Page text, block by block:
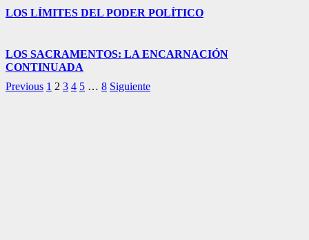
LOS LÍMITES DEL PODER POLÍTICO
LOS SACRAMENTOS: LA ENCARNACIÓN
CONTINUADA
Previous 1 2 3 4 5 … 8 Siguiente